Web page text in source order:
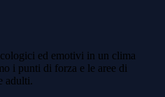
ed emotivi in un clima
i punti di forza e le aree di
adulti.